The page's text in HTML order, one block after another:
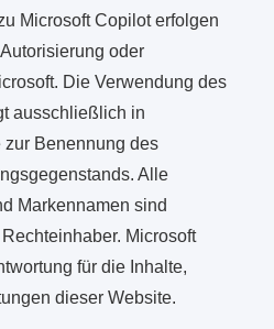
Microsoft Copilot erfolgen
oder
Die Verwendung des
ausschließlich in
zur Benennung des
Alle
Markennamen sind
Microsoft
für die Inhalte,
dieser Website.